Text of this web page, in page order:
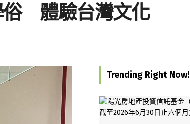
俗 體驗台灣文化
Trending Right Now!